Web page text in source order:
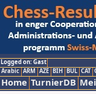
Logged on: Gast
Arabic ARM AZE BIH BUL CAT
Home TurnierDB